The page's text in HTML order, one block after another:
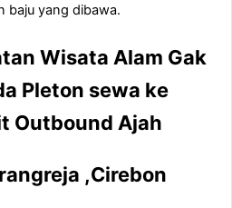
baju yang dibawa.
Wisata Alam Gak
Pleton sewa ke
Outbound Ajah
,Cirebon